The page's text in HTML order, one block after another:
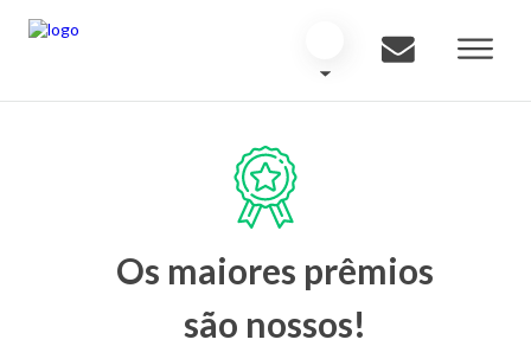
Os maiores prêmios
são nossos!